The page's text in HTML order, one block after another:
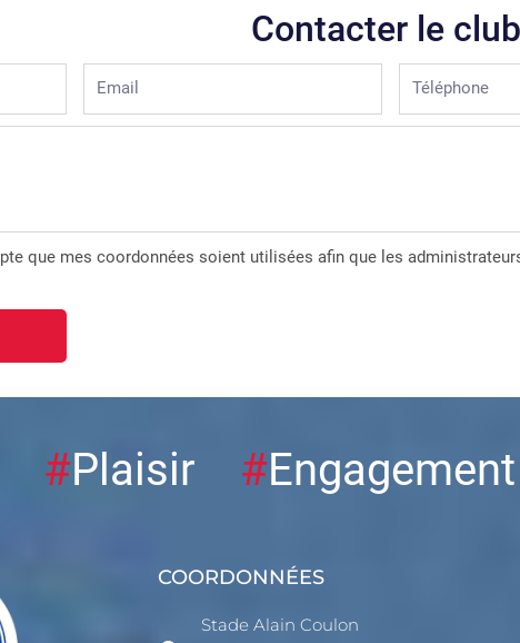
Contacter le club
Téléphone
que mes coordonnées soient utilisées afin que les
#Plaisir #
COORDONNÉES
Stade Alain Coulon